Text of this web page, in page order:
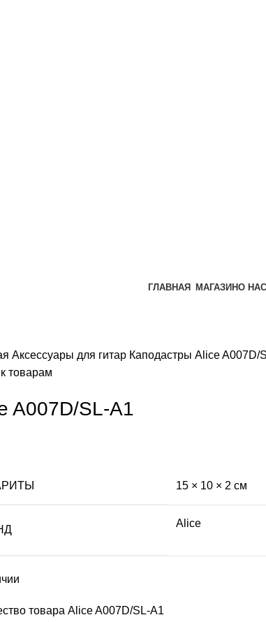
ГЛАВНАЯ МАГАЗИНО НАС
Аксессуары для гитар Каподастры Alice A007D/
товарам
A007D/SL-A1
15 × 10 × 2 см
Alice
товара Alice A007D/SL-A1